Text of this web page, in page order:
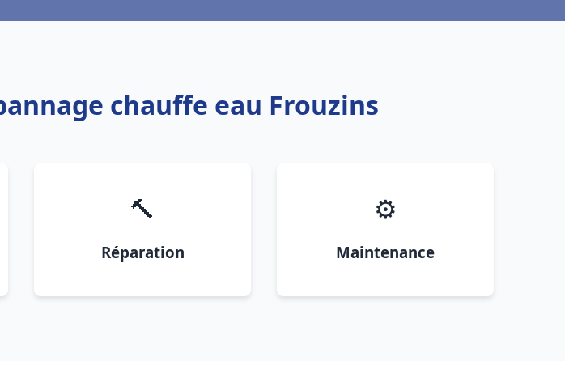
chauffe eau Frouzins
🔨
Réparation
⚙️
Maintenance